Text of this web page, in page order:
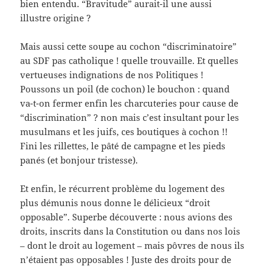
bien entendu. “Bravitude” aurait-il une aussi
illustre origine ?
Mais aussi cette soupe au cochon “discriminatoire”
au SDF pas catholique ! quelle trouvaille. Et quelles
vertueuses indignations de nos Politiques !
Poussons un poil (de cochon) le bouchon : quand
va-t-on fermer enfin les charcuteries pour cause de
“discrimination” ? non mais c’est insultant pour les
musulmans et les juifs, ces boutiques à cochon !!
Fini les rillettes, le pâté de campagne et les pieds
panés (et bonjour tristesse).
Et enfin, le récurrent problème du logement des
plus démunis nous donne le délicieux “droit
opposable”. Superbe découverte : nous avions des
droits, inscrits dans la Constitution ou dans nos lois
– dont le droit au logement – mais pôvres de nous ils
n’étaient pas opposables ! Juste des droits pour de